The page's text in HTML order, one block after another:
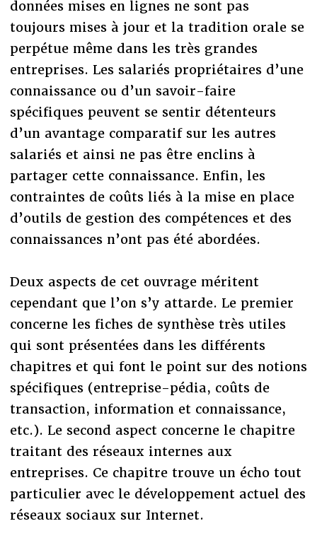
données mises en lignes ne sont pas
toujours mises à jour et la tradition orale se
perpétue même dans les très grandes
entreprises. Les salariés propriétaires d’une
connaissance ou d’un savoir-faire
spécifiques peuvent se sentir détenteurs
d’un avantage comparatif sur les autres
salariés et ainsi ne pas être enclins à
partager cette connaissance. Enfin, les
contraintes de coûts liés à la mise en place
d’outils de gestion des compétences et des
connaissances n’ont pas été abordées.
Deux aspects de cet ouvrage méritent
cependant que l’on s’y attarde. Le premier
concerne les fiches de synthèse très utiles
qui sont présentées dans les différents
chapitres et qui font le point sur des notions
spécifiques (entreprise-pédia, coûts de
transaction, information et connaissance,
etc.). Le second aspect concerne le chapitre
traitant des réseaux internes aux
entreprises. Ce chapitre trouve un écho tout
particulier avec le développement actuel des
réseaux sociaux sur Internet.